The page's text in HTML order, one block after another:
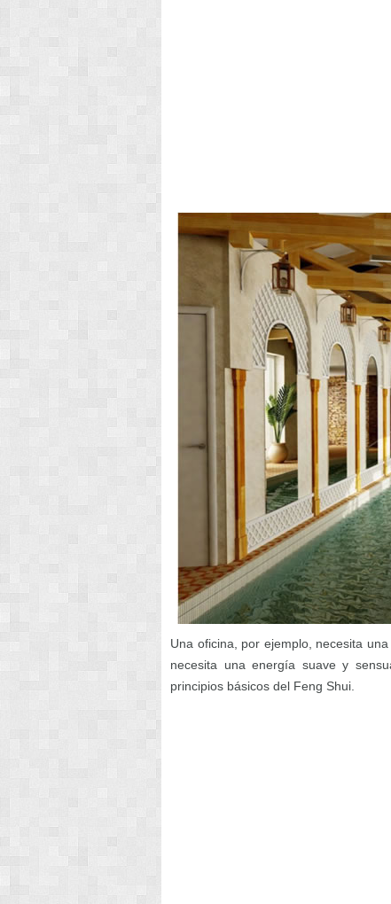
Una oficina, por ejemplo, necesita
necesita una energía suave y
principios básicos del Feng Shui.